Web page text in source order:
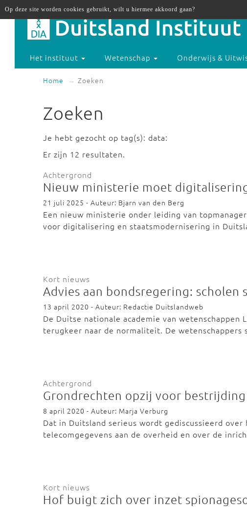
Het instituut Wetenschap Onderwijs &
Home Zoeken
Zoeken
Je hebt gezocht op tag(s): data:
Er zijn 12 resultaten.
Achtergrond
Nieuw ministerie moet
21 juli 2025 - Auteur: Bjarn van den Berg
Een nieuw ministerie onder leiding van
voor digitalisering en staatsmodernisering in
Kort nieuws
Advies aan bondsregering: scholen
13 april 2020 - Auteur: Redactie Duitslandweb
De Duitse nationale academie van wetenschappen
terugkeer naar de normaliteit. De wetenschappers
Achtergrond
Grondrechten opzij voor
8 april 2020 - Auteur: Marja Verburg
Dat in Duitsland serieus wordt gediscussieerd
telecomgegevens aan de overheid en over de
Kort nieuws
Hof buigt zich over inzet
Op deze site worden cookies gebruikt, wilt u hiermee akkoord gaan?